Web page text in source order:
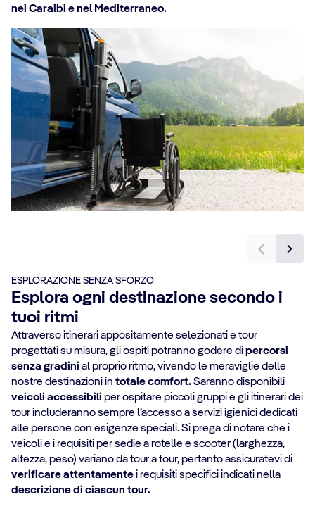
nei Caraibi e nel Mediterraneo.
ESPLORAZIONE SENZA SFORZO
Esplora ogni destinazione secondo i
tuoi ritmi
Attraverso itinerari appositamente selezionati e tour
progettati su misura, gli ospiti potranno godere dipercorsi
senza gradini al proprio ritmo, vivendo le meraviglie delle
nostre destinazioni in totale comfort.Saranno disponibili
veicoli accessibili per ospitare piccoli gruppi e gli itinerari dei
tour includeranno sempre l’accesso a servizi igienici dedicati
alle persone con esigenze speciali. Si prega di notare che i
veicoli e i requisiti per sedie a rotelle e scooter (larghezza,
altezza, peso) variano da tour a tour, pertanto assicuratevi di
verificare attentamentei requisiti specifici indicati nella
descrizione di ciascun tour.